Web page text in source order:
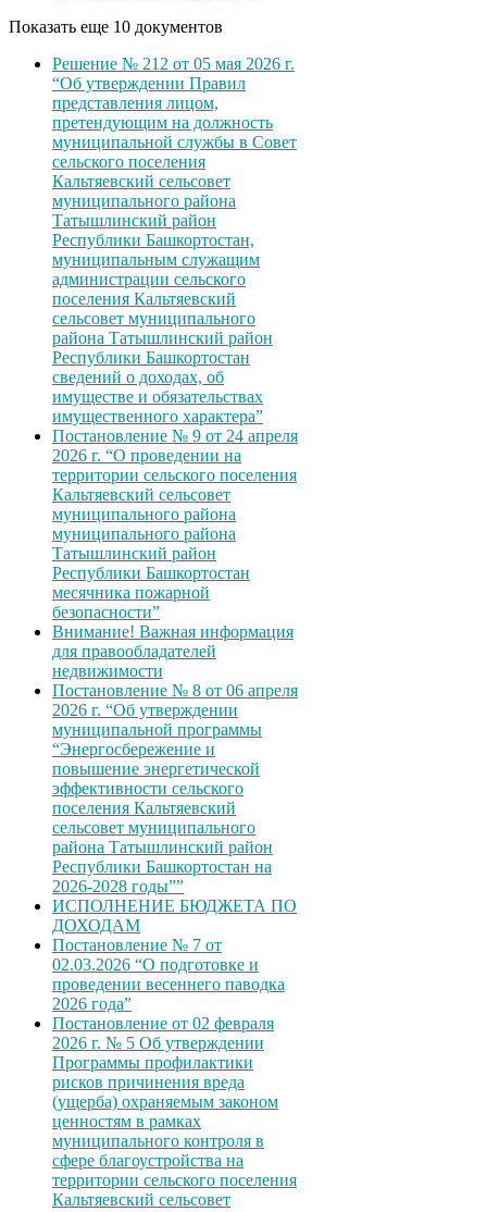
Показать еще 10 документов
Решение № 212 от 05 мая 2026 г.
“Об утверждении Правил
представления лицом,
претендующим на должность
муниципальной службы в Совет
сельского поселения
Кальтяевский сельсовет
муниципального района
Татышлинский район
Республики Башкортостан,
муниципальным служащим
администрации сельского
поселения Кальтяевский
сельсовет муниципального
района Татышлинский район
Республики Башкортостан
сведений о доходах, об
имуществе и обязательствах
имущественного характера”
Постановление № 9 от 24 апреля
2026 г. “О проведении на
территории сельского поселения
Кальтяевский сельсовет
муниципального района
муниципального района
Татышлинский район
Республики Башкортостан
месячника пожарной
безопасности”
Внимание! Важная информация
для правообладателей
недвижимости
Постановление № 8 от 06 апреля
2026 г. “Об утверждении
муниципальной программы
“Энергосбережение и
повышение энергетической
эффективности сельского
поселения Кальтяевский
сельсовет муниципального
района Татышлинский район
Республики Башкортостан на
2026-2028 годы””
ИСПОЛНЕНИЕ БЮДЖЕТА ПО
ДОХОДАМ
Постановление № 7 от
02.03.2026 “О подготовке и
проведении весеннего паводка
2026 года”
Постановление от 02 февраля
2026 г. № 5 Об утверждении
Программы профилактики
рисков причинения вреда
(ущерба) охраняемым законом
ценностям в рамках
муниципального контроля в
сфере благоустройства на
территории сельского поселения
Кальтяевский сельсовет